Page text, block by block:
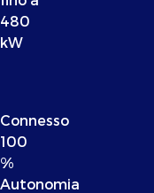
480
kW
Connesso
100
%
Autonomia